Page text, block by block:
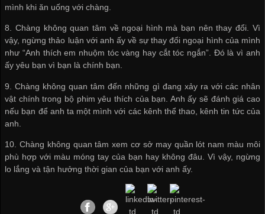
mình khi ăn uống với chàng.
8. Chàng không quan tâm về ngoại hình mà bạn nên thay đổi. Vì
vậy, ngừng thảo luận với anh ấy về sự thay đổi ngoại hình của mình
như “Anh thích em nhuộm tóc vàng hay cắt tóc ngắn”. Đó là vì anh
ấy yêu bạn vì bạn là chính bạn.
9. Chàng không quan tâm đến những gì đang xảy ra với các nhân
vật chính trong bộ phim yêu thích của bạn. Anh ấy sẽ đánh giá cao
nếu bạn để anh ta một mình với các kênh thể thao, kênh tin tức của
anh.
10. Chàng không quan tâm xemcơ sở may quần lót nam màu môi
phù hợp với màu móng tay của bạn hay không đâu. Vì vậy, ngừng
lo lắng và tận hưởng thời gian của bạn với anh ấy.